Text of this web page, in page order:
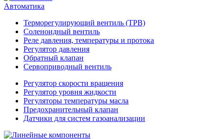
Автоматика
Терморегулирующий вентиль (ТРВ)
Соленоидный вентиль
Реле давления, температуры и протока
Регулятор давления
Обратный клапан
Сервоприводный вентиль
Регулятор скорости вращения
Регулятор уровня жидкости
Регуляторы температуры масла
Предохранительный клапан
Датчики для систем газоанализации